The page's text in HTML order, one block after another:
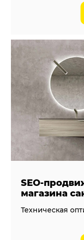
SEO-
магазина
Техническая